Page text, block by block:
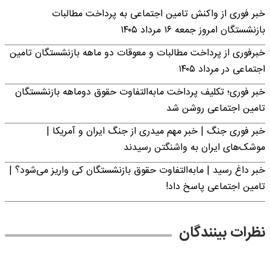
خبر فوری از واکنش تامین اجتماعی به پرداخت مطالبات
بازنشستگان امروز جمعه ۱۶ مرداد ۱۴۰۵
خبرفوری از پرداخت مطالبات و معوقات دو ماهه بازنشستگان تامین
اجتماعی در مرداد ۱۴۰۵
خبر فوری؛ تکلیف پرداخت مابه‌التفاوت حقوق دوماهه بازنشستگان
تامین اجتماعی روشن شد
خبر فوری جنگ | خبر مهم میدری از جنگ ایران و آمریکا |
موشک‌های ایران به واشنگتن رسیدند
خبر داغ رسید | مابه‌التفاوت حقوق بازنشستگان کی واریز می‌شود؟ |
تامین اجتماعی پاسخ داد!
نظرات بینندگان